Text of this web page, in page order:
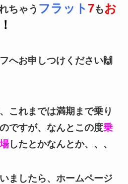
ちゃう フラット 7もお
へお申しつけください🙌
これまでは満期まで乗り
ですが、なんとこの度乗
したとかなんとか、、、
ましたら、ホームページ